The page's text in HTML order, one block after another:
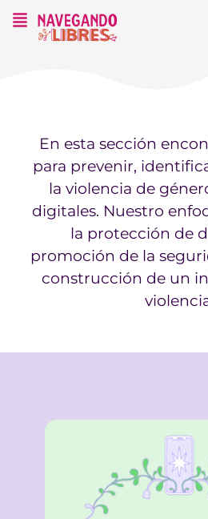
En esta sección
para prevenir,
la violencia de
digitales. Nuestro
la protección de
promoción de la
construcción de un